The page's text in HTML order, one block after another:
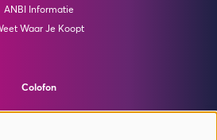
ANBI Informatie
Waar Je Koopt
Colofon
Theater de Bussel